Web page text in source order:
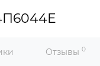
Отзывы 0